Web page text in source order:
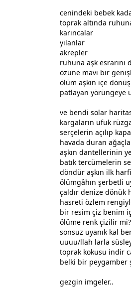
cenindeki bebek
toprak altında
karıncalar
yılanlar
akrepler
ruhuna aşk esrarını
özüne mavi bir
ölüm aşkın içe
patlayan yörüngeye
ve bendi solar
kargaların ufuk
serçelerin açılıp
havada duran
aşkın dantellerinin
batık tercümelerin
döndür aşkın ilk harfi
ölümgâhın şerbetli
çaldır denize dönük
hasreti özlem
bir resim çiz benim
ölüme renk çizilir mi?
sonsuz uyanık kal
uuuu/llah larla
toprak kokusu indir
belki bir peygamber
gezgin imgeler..